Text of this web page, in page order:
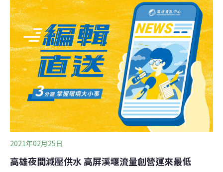
評第二次初審會議，針對此開發案可能引發的用水缺口、
污染排放，環團、在地居民及議員皆出席表達高度關注。
竹科寶山1期擴建案在2019年才通過環評，開發面積達33
公頃。為了提供台積電2奈米廠進駐，竹科管理局再度於
去年（2020）年底提出寶山2期擴建計畫，開發面積再增
加90公頃。寶山1、2期開發間隔時間非常短，遭外界質疑
竹科管理局刻意將開發分割為2期，以避開面積100公頃以
上開發須通過二階環評規定。
2021年02月25日
高雄夜間減壓供水 高屏溪堰流量創營運來最低